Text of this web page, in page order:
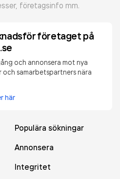
företagsinfo mm.
företaget på
och annonsera mot nya
och samarbetspartners nära
här
Populära sökningar
Annonsera
Integritet